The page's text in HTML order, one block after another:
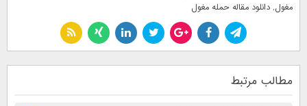
مغول, دانلود مقاله حمله مغول
مطالب مرتبط